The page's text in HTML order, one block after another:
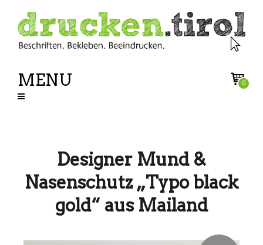
MENU 0
Designer Mund &
Nasenschutz „Typo black
gold“ aus Mailand